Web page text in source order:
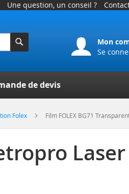
Une question, un conseil ?
Mon
Se
de devis
Folex Film FOLEX BG71